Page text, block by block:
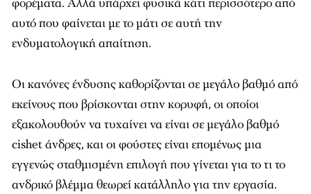
αυτό που φαίνεται με το μάτι σε αυτή την
ενδυματολογική απαίτηση.
Οι κανόνες ένδυσης καθορίζονται σε μεγάλο βαθμό από
εκείνους που βρίσκονται στην κορυφή, οι οποίοι
εξακολουθούν να τυχαίνει να είναι σε μεγάλο βαθμό
cishet άνδρες, και οι φούστες είναι επομένως μια
εγγενώς σταθμισμένη επιλογή που γίνεται για το τι το
ανδρικό βλέμμα θεωρεί κατάλληλο για την εργασία.